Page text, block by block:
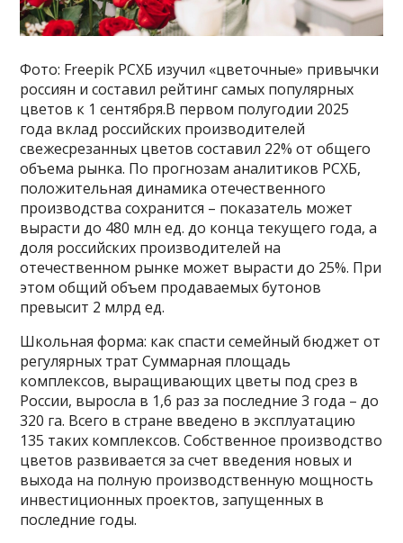
Фото: Freepik РСХБ изучил «цветочные» привычки
россиян и составил рейтинг самых популярных
цветов к 1 сентября.В первом полугодии 2025
года вклад российских производителей
свежесрезанных цветов составил 22% от общего
объема рынка. По прогнозам аналитиков РСХБ,
положительная динамика отечественного
производства сохранится – показатель может
вырасти до 480 млн ед. до конца текущего года, а
доля российских производителей на
отечественном рынке может вырасти до 25%. При
этом общий объем продаваемых бутонов
превысит 2 млрд ед.
Школьная форма: как спасти семейный бюджет от
регулярных трат Суммарная площадь
комплексов, выращивающих цветы под срез в
России, выросла в 1,6 раз за последние 3 года – до
320 га. Всего в стране введено в эксплуатацию
135 таких комплексов. Собственное производство
цветов развивается за счет введения новых и
выхода на полную производственную мощность
инвестиционных проектов, запущенных в
последние годы.